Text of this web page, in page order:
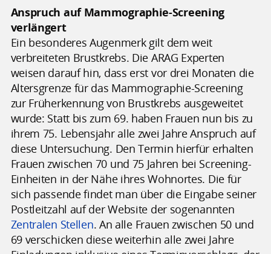
Anspruch auf Mammographie-Screening
verlängert
Ein besonderes Augenmerk gilt dem weit
verbreiteten Brustkrebs. Die ARAG Experten
weisen darauf hin, dass erst vor drei Monaten die
Altersgrenze für das Mammographie-Screening
zur Früherkennung von Brustkrebs ausgeweitet
wurde: Statt bis zum 69. haben Frauen nun bis zu
ihrem 75. Lebensjahr alle zwei Jahre Anspruch auf
diese Untersuchung. Den Termin hierfür erhalten
Frauen zwischen 70 und 75 Jahren bei Screening-
Einheiten in der Nähe ihres Wohnortes. Die für
sich passende findet man über die Eingabe seiner
Postleitzahl auf der Website der sogenannten
Zentralen Stellen. An alle Frauen zwischen 50 und
69 verschicken diese weiterhin alle zwei Jahre